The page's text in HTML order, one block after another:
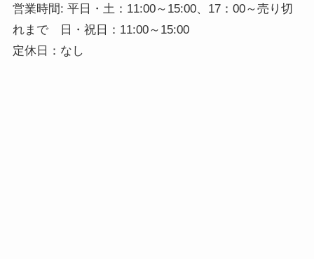
営業時間: 平日・土：11:00～15:00、17：00～売り切
れまで 日・祝日：11:00～15:00
定休日：なし